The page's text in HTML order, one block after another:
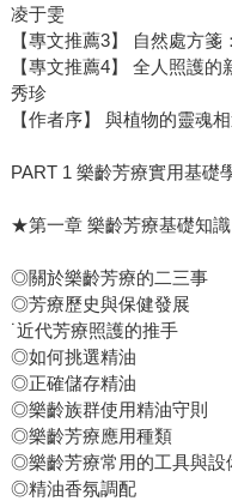
凌于雯
【專文推薦3】 自然處方
【專文推薦4】 全人照護
秀珍
【作者序】 與植物的靈魂
PART 1 樂齡芳療實用基礎
★第一章 樂齡芳療基礎知識
◎關於樂齡芳療的二三事
◎芳療歷史與保健發展
˙近代芳療照護的推手
◎如何挑選精油
◎正確儲存精油
◎樂齡族群使用精油守則
◎樂齡芳療應用種類
◎樂齡芳療常用的工具與設
◎精油香氛調配